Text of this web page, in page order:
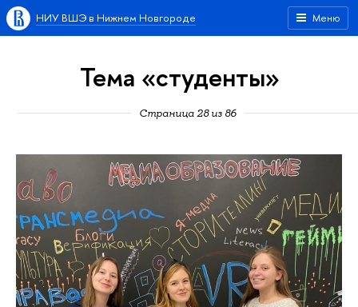
Меню
НИУ ВШЭ в Нижнем Новгороде
Тема «студенты»
Страница 28 из 86